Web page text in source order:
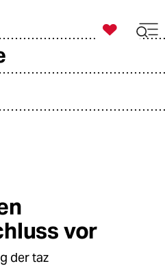

taz zahl ich
vor
der taz